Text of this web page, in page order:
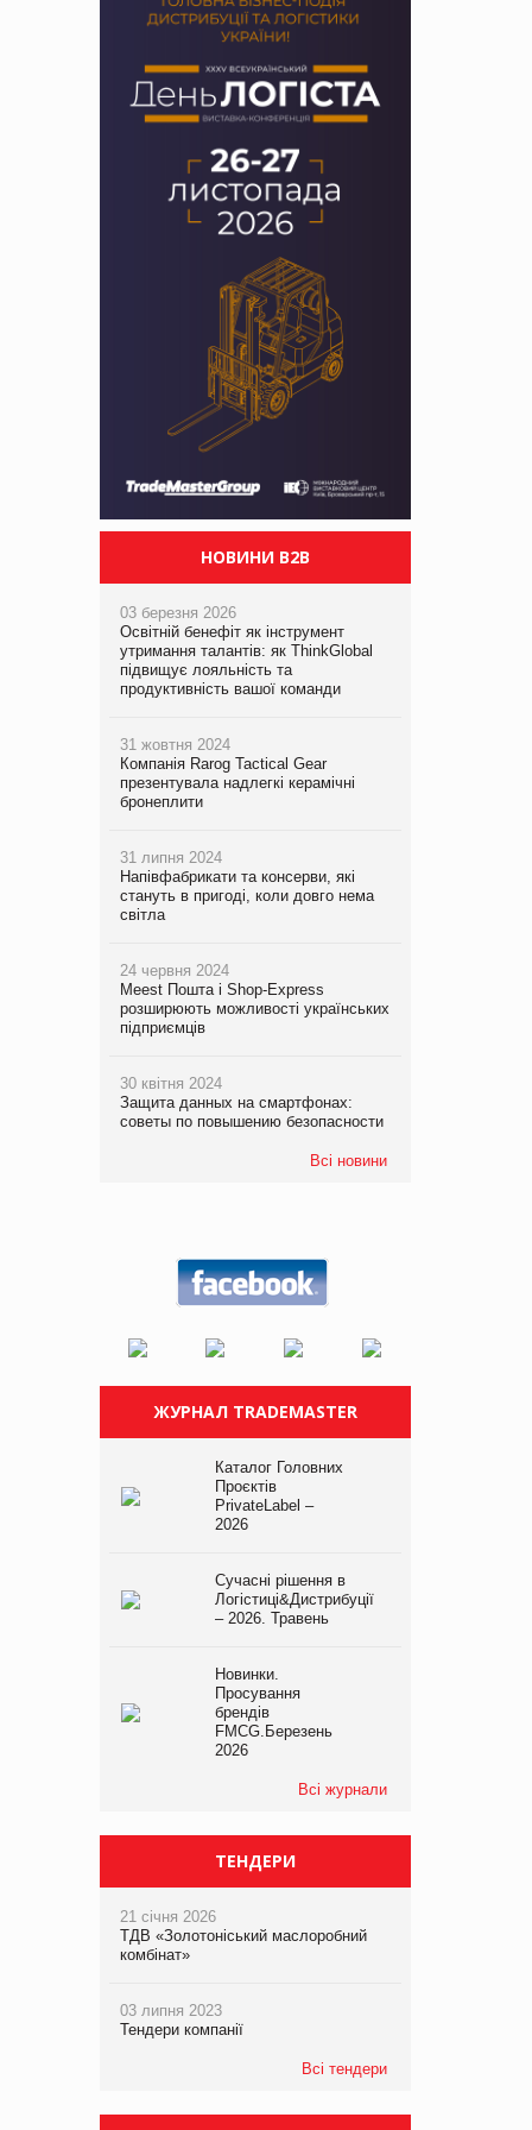
НОВИНИ B2B
03 березня 2026
Освітній бенефіт як інструмент
утримання талантів: як ThinkGlobal
підвищує лояльність та
продуктивність вашої команди
31 жовтня 2024
Компанія Rarog Tactical Gear
презентувала надлегкі керамічні
бронеплити
31 липня 2024
Напівфабрикати та консерви, які
стануть в пригоді, коли довго нема
світла
24 червня 2024
Meest Пошта і Shop-Express
розширюють можливості українських
підприємців
30 квітня 2024
Защита данных на смартфонах:
советы по повышению безопасности
Всі новини
ЖУРНАЛ TRADEMASTER
Каталог Головних
Проєктів
PrivateLabel –
2026
Сучасні рішення в
Логістиці&Дистрибуції
– 2026. Травень
Новинки.
Просування
брендів
FMCG.Березень
2026
Всі журнали
ТЕНДЕРИ
21 січня 2026
ТДВ «Золотоніський маслоробний
комбінат»
03 липня 2023
Тендери компанії
Всі тендери